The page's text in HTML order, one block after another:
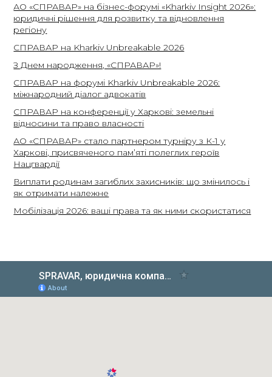
АО «СПРАВАР» на бізнес-форумі «Kharkiv Insight 2026»:
юридичні рішення для розвитку та відновлення
регіону
СПРАВАР на Kharkiv Unbreakable 2026
З Днем народження, «СПРАВАР»!
СПРАВАР на форумі Kharkiv Unbreakable 2026:
міжнародний діалог адвокатів
СПРАВАР на конференції у Харкові: земельні
відносини та право власності
АО «СПРАВАР» стало партнером турніру з К-1 у
Харкові, присвяченого пам’яті полеглих героїв
Нацгвардії
Виплати родинам загиблих захисників: що змінилось і
як отримати належне
Мобілізація 2026: ваші права та як ними скористатися